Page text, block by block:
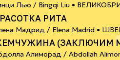
Лью / Bingqi Liu •
РИТА
Мадрид / Elena Madrid •
(ЗАКЛЮЧИМ
Алиморад / Abdollah